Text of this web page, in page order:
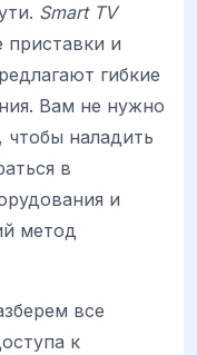
Smart TV
приставки и
гибкие
Вам не нужно
чтобы наладить
в
и
метод
все
к